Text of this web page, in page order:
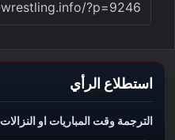
استطلاع الرأي
الترجمة وقت المباريات او النزالات